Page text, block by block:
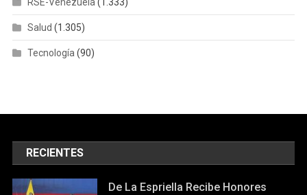
RSE-Venezuela(1.333)
Salud (1.305)
Tecnología(90)
RECIENTES
De La Espriella Recibe Honores